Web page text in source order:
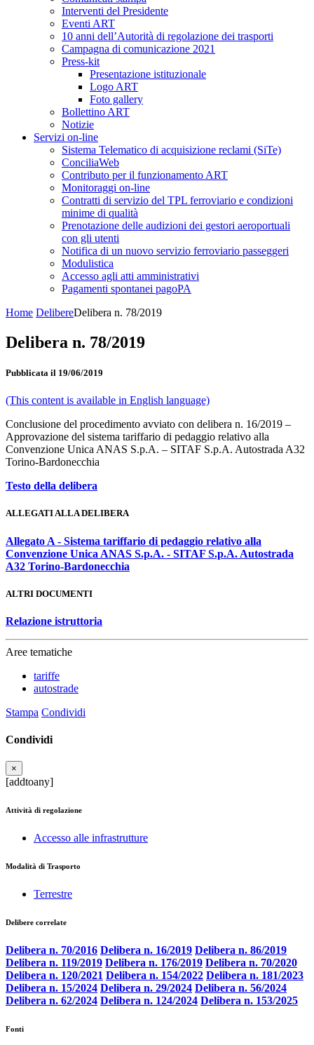
Interventi del Presidente
Eventi ART
10 anni dell’Autorità di regolazione dei trasporti
Campagna di comunicazione 2021
Press-kit
Presentazione istituzionale
Logo ART
Foto gallery
Bollettino ART
Notizie
Servizi on-line
Sistema Telematico di acquisizione reclami (SiTe)
ConciliaWeb
Contributo per il funzionamento ART
Monitoraggi on-line
Contratti di servizio del TPL ferroviario e condizioni
minime di qualità
Prenotazione delle audizioni dei gestori aeroportuali
con gli utenti
Notifica di un nuovo servizio ferroviario passeggeri
Modulistica
Accesso agli atti amministrativi
Pagamenti spontanei pagoPA
Home DelibereDelibera n. 78/2019
Delibera n. 78/2019
Pubblicata il 19/06/2019
(This content is available in English language)
Conclusione del procedimento avviato con delibera n. 16/2019 –
Approvazione del sistema tariffario di pedaggio relativo alla
Convenzione Unica ANAS S.p.A. – SITAF S.p.A. Autostrada A32
Torino-Bardonecchia
Testo della delibera
ALLEGATI ALLA DELIBERA
Allegato A - Sistema tariffario di pedaggio relativo alla
Convenzione Unica ANAS S.p.A. - SITAF S.p.A. Autostrada
A32 Torino-Bardonecchia
ALTRI DOCUMENTI
Relazione istruttoria
Aree tematiche
tariffe
autostrade
Stampa Condividi
Condividi
×
[addtoany]
Attività di regolazione
Accesso alle infrastrutture
Modalità di Trasporto
Terrestre
Delibere correlate
Delibera n. 70/2016 Delibera n. 16/2019 Delibera n. 86/2019
Delibera n. 119/2019 Delibera n. 176/2019 Delibera n. 70/2020
Delibera n. 120/2021 Delibera n. 154/2022 Delibera n. 181/2023
Delibera n. 15/2024 Delibera n. 29/2024 Delibera n. 56/2024
Delibera n. 62/2024 Delibera n. 124/2024 Delibera n. 153/2025
Fonti